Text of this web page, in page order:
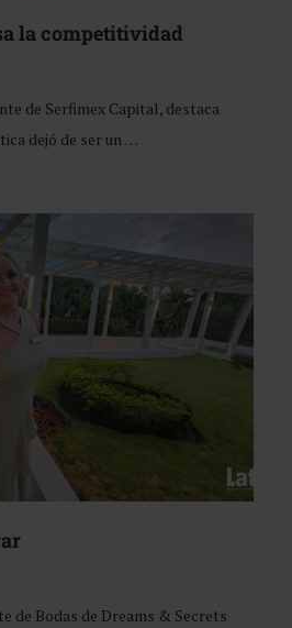
la competitividad
de Serfimex Capital, destaca
dejó de ser un …
de Bodas de Dreams & Secrets